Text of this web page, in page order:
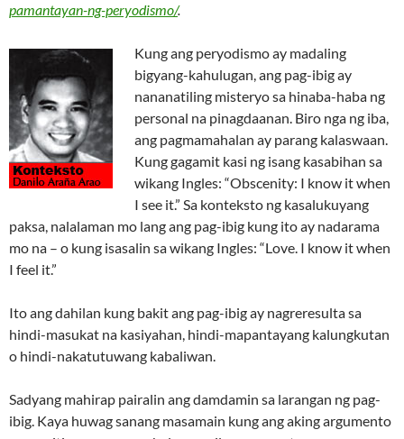
pamantayan-ng-peryodismo/.
Kung ang peryodismo ay madaling
bigyang-kahulugan, ang pag-ibig ay
nananatiling misteryo sa hinaba-haba ng
personal na pinagdaanan. Biro nga ng iba,
ang pagmamahalan ay parang kalaswaan.
Kung gagamit kasi ng isang kasabihan sa
wikang Ingles: “Obscenity: I know it when
I see it.” Sa konteksto ng kasalukuyang
paksa, nalalaman mo lang ang pag-ibig kung ito ay nadarama
mo na – o kung isasalin sa wikang Ingles: “Love. I know it when
I feel it.”
Ito ang dahilan kung bakit ang pag-ibig ay nagreresulta sa
hindi-masukat na kasiyahan, hindi-mapantayang kalungkutan
o hindi-nakatutuwang kabaliwan.
Sadyang mahirap pairalin ang damdamin sa larangan ng pag-
ibig. Kaya huwag sanang masamain kung ang aking argumento